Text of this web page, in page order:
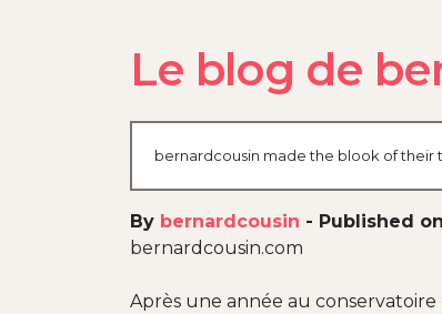
Le blog de
bernardcousin made the blook of
By bernardcousin - Published
bernardcousin.com
Après une année au conservatoire